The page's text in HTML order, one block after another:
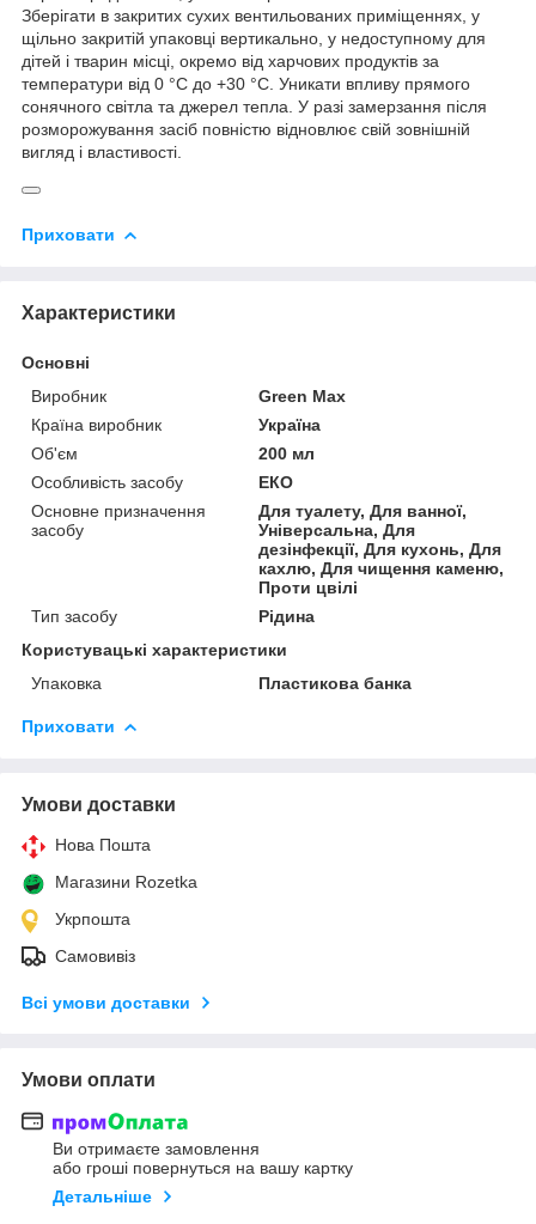
Зберігати в закритих сухих вентильованих приміщеннях, у
щільно закритій упаковці вертикально, у недоступному для
дітей і тварин місці, окремо від харчових продуктів за
температури від 0 °С до +30 °С. Уникати впливу прямого
сонячного світла та джерел тепла. У разі замерзання після
розморожування засіб повністю відновлює свій зовнішній
вигляд і властивості.
Приховати
Характеристики
Основні
Виробник
Green Max
Країна виробник
Україна
Об'єм
200 мл
Особливість засобу
ЕКО
Основне призначення
засобу
Для туалету, Для ванної,
Універсальна, Для
дезінфекції, Для кухонь, Для
кахлю, Для чищення каменю,
Проти цвілі
Тип засобу
Рідина
Користувацькі характеристики
Упаковка
Пластикова банка
Приховати
Умови доставки
Нова Пошта
Магазини Rozetka
Укрпошта
Самовивіз
Всі умови доставки
Умови оплати
Ви отримаєте замовлення
або гроші повернуться на вашу картку
Детальніше